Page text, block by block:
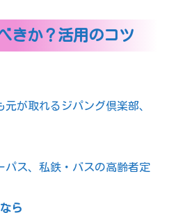
きか？活用のコツ
が取れるジパング倶楽部、
ス、私鉄・バスの高齢者定
ら